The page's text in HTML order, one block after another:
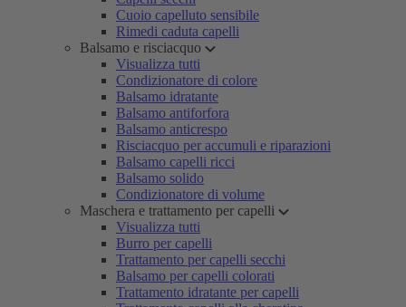
Cuoio capelluto sensibile
Rimedi caduta capelli
Balsamo e risciacquo
Visualizza tutti
Condizionatore di colore
Balsamo idratante
Balsamo antiforfora
Balsamo anticrespo
Risciacquo per accumuli e riparazioni
Balsamo capelli ricci
Balsamo solido
Condizionatore di volume
Maschera e trattamento per capelli
Visualizza tutti
Burro per capelli
Trattamento per capelli secchi
Balsamo per capelli colorati
Trattamento idratante per capelli